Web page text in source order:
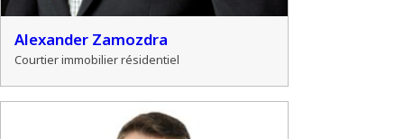
Alexander Zamozdra
Courtier immobilier résidentiel